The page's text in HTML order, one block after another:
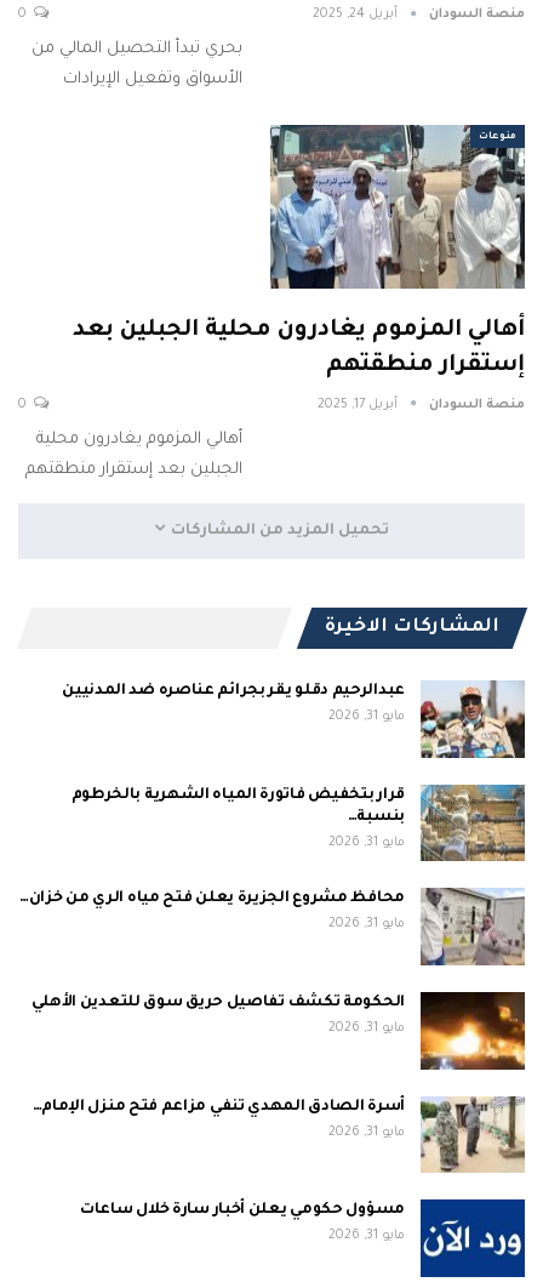
منصة السودان أبريل 24, 2025
بحري تبدأ التحصيل المالي من
الأسواق وتفعيل الإيرادات
منوعات
أهالي المزموم يغادرون محلية الجبلين بعد
إستقرار منطقتهم
منصة السودان أبريل 17, 2025
أهالي المزموم يغادرون محلية
الجبلين بعد إستقرار منطقتهم
تحميل المزيد من المشاركات
المشاركات الاخيرة
عبدالرحيم دقلو يقر بجرائم عناصره ضد المدنيين
مايو 31, 2026
قرار بتخفيض فاتورة المياه الشهرية بالخرطوم
بنسبة…
مايو 31, 2026
محافظ مشروع الجزيرة يعلن فتح مياه الري من خزان…
مايو 31, 2026
الحكومة تكشف تفاصيل حريق سوق للتعدين الأهلي
مايو 31, 2026
أسرة الصادق المهدي تنفي مزاعم فتح منزل الإمام…
مايو 31, 2026
مسؤول حكومي يعلن أخبار سارة خلال ساعات
مايو 31, 2026